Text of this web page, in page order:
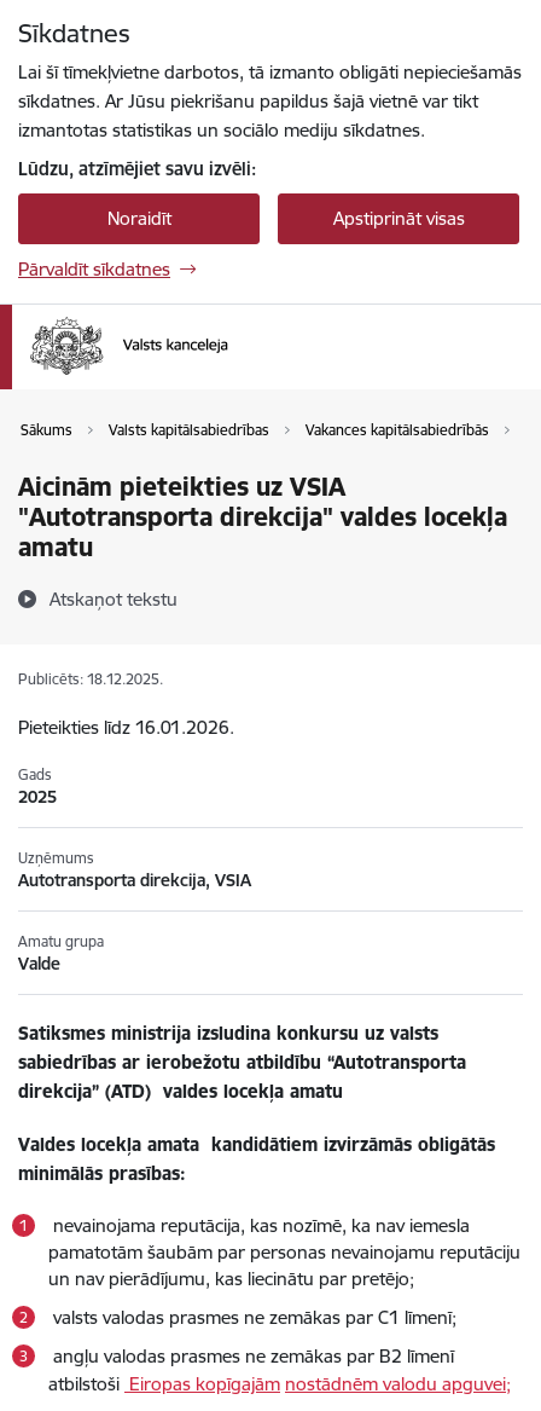
Sīkdatnes
Lai šī tīmekļvietne darbotos, tā izmanto obligāti nepieciešamās
sīkdatnes. Ar Jūsu piekrišanu papildus šajā vietnē var tikt
izmantotas statistikas un sociālo mediju sīkdatnes.
Lūdzu, atzīmējiet savu izvēli:
Noraidīt Apstiprināt visas
Pārvaldīt sīkdatnes
Sākums Valsts kapitālsabiedrības Vakances kapitālsabiedrībās
Aicinām pieteikties uz VSIA
"Autotransporta direkcija" valdes locekļa
amatu
Atskaņot tekstu
Publicēts: 18.12.2025.
Pieteikties līdz 16.01.2026.
Gads
2025
Uzņēmums
Autotransporta direkcija, VSIA
Amatu grupa
Valde
Satiksmes ministrija izsludina konkursu uz valsts
sabiedrības ar ierobežotu atbildību “Autotransporta
direkcija” (ATD) valdes locekļa amatu
Valdes locekļa amata kandidātiem izvirzāmās obligātās
minimālās prasības:
nevainojama reputācija, kas nozīmē, ka nav iemesla
pamatotām šaubām par personas nevainojamu reputāciju
un nav pierādījumu, kas liecinātu par pretējo;
valsts valodas prasmes ne zemākas par C1 līmenī;
angļu valodas prasmes ne zemākas par B2 līmenī
atbilstoši Eiropas kopīgajām nostādnēm valodu apguvei;